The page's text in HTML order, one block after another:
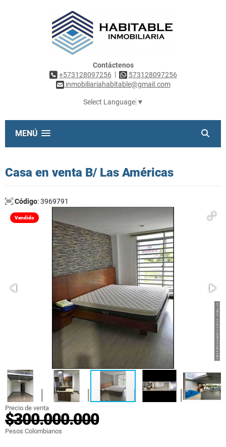
Contáctenos
+573128097256 |
573128097256
inmobiliariahabitable@gmail.com
Select Language ▼
MENÚ
Casa en venta B/ Las Américas
Código: 3969791
Vendido
Precio de venta
$300.000.000
Pesos Colombianos